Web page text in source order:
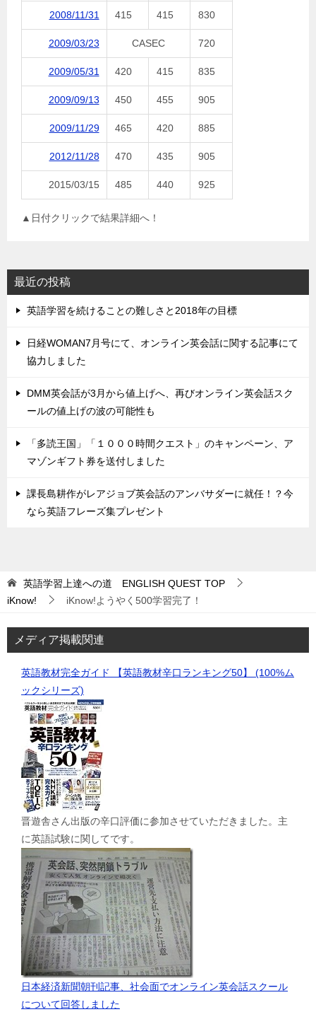
2008/11/31 415 415 830
2009/03/23 CASEC 720
2009/05/31 420 415 835
2009/09/13 450 455 905
2009/11/29 465 420 885
2012/11/28 470 435 905
2015/03/15 485 440 925
▲日付クリックで結果詳細へ！
最近の投稿
英語学習を続けることの難しさと2018年の目標
日経WOMAN7月号にて、オンライン英会話に関する記事にて
協力しました
DMM英会話が3月から値上げへ、再びオンライン英会話スク
ールの値上げの波の可能性も
「多読王国」「１０００時間クエスト」のキャンペーン、ア
マゾンギフト券を送付しました
課長島耕作がレアジョブ英会話のアンバサダーに就任！？今
なら英語フレーズ集プレゼント
英語学習上達への道 ENGLISH QUEST TOP
iKnow!
iKnow!ようやく500学習完了！
メディア掲載関連
英語教材完全ガイド 【英語教材辛口ランキング50】 (100%ム
ックシリーズ)
晋遊舎さん出版の辛口評価に参加させていただきました。主
に英語試験に関してです。
日本経済新聞朝刊記事、社会面でオンライン英会話スクール
について回答しました